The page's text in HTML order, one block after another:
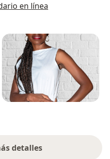
en línea
detalles
sobre la experiencia